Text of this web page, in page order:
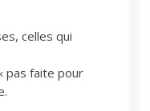
celles qui
pas faite pour